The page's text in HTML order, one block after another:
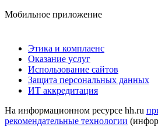
Мобильное приложение
Этика и комплаенс
Оказание услуг
Использование сайтов
Защита персональных данных
ИТ аккредитация
На информационном ресурсе hh.ru
рекомендательные технологии